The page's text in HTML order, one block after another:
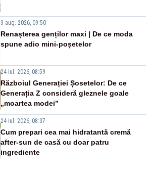
3 aug. 2026, 09:50
Renașterea genților maxi | De ce moda
spune adio mini-poșetelor
24 iul. 2026, 08:59
Războiul Generației Șosetelor: De ce
Generația Z consideră gleznele goale
„moartea modei”
24 iul. 2026, 08:37
Cum prepari cea mai hidratantă cremă
after-sun de casă cu doar patru
ingrediente